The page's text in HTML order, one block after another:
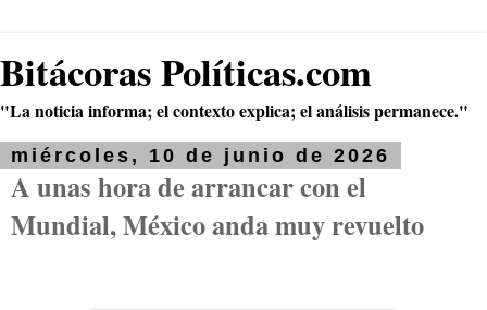
Bitácoras Políticas.com
"La noticia informa; el contexto explica; el análisis permanece."
miércoles, 10 de junio de 2026
A unas hora de arrancar con el
Mundial, México anda muy revuelto